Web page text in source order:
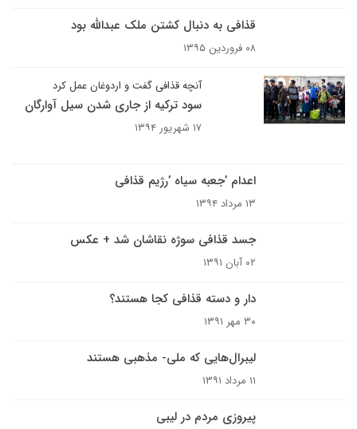
قذافی به دنبال کشتن ملک عبدالله بود
۰۸ فروردین ۱۳۹۵
آنچه قذافی گفت و اردوغان عمل کرد
سود ترکیه از جاری شدن سیل آوارگان
۱۷ شهریور ۱۳۹۴
اعدام ’جعبه سیاه ’رژیم قذافی
۱۳ مرداد ۱۳۹۴
جسد قذافی سوژه نقاشان شد + عکس
۰۲ آبان ۱۳۹۱
دار و دسته قذافی کجا هستند؟
۳۰ مهر ۱۳۹۱
لیبرال‌هایی که ملی- مذهبی هستند
۱۱ مرداد ۱۳۹۱
پیروزی مردم در لیبی